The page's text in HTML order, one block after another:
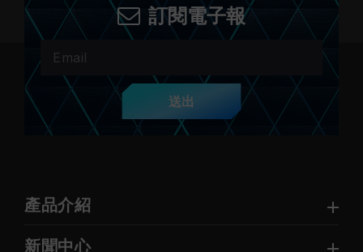
訂閱電子報
送出
產品介紹
新聞中心